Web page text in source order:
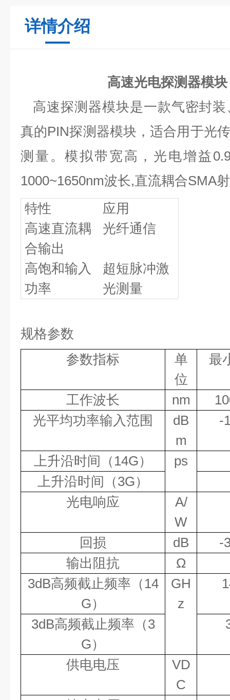
详情介绍
高速光电探测器模块
高速探测器模块是一款气密封
真的PIN探测器模块，适合用于光
测量。模拟带宽高，光电增益
1000~1650nm波长,直流耦合SMA
特性
应用
高速直流耦
合输出
光纤通信
高饱和输入
功率
超短脉冲激
光测量
规格参数
参数指标
单
位
最
工作波长 nm
光平均功率输入范围
dB
m
-
上升沿时间（ 14G）
ps
上升沿时间（3G）
光电响应
A/
W
回损
dB
-
输出阻抗
Ω
3dB高频截止频率（ 14
G）
GH
z
3dB高频截止频率（3
G）
供电电压
VD
C